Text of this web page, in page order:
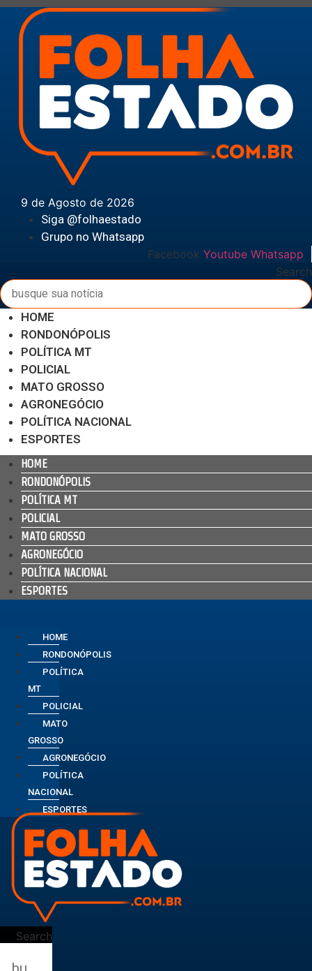
Ir
para
9 de Agosto de 2026
Siga @folhaestado
Grupo no Whatsapp
Facebook Youtube Whatsapp
Search
HOME
RONDONÓPOLIS
POLÍTICA MT
POLICIAL
MATO GROSSO
AGRONEGÓCIO
POLÍTICA NACIONAL
ESPORTES
HOME
RONDONÓPOLIS
POLÍTICA MT
POLICIAL
MATO GROSSO
AGRONEGÓCIO
POLÍTICA NACIONAL
ESPORTES
HOME
RONDONÓPOLIS
POLÍTICA
MT
POLICIAL
MATO
GROSSO
AGRONEGÓCIO
POLÍTICA
NACIONAL
ESPORTES
Search